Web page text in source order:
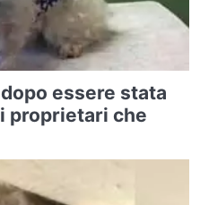
essere stata
proprietari che